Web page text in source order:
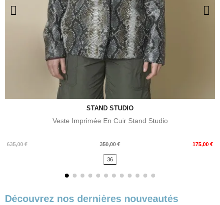
STAND STUDIO
Veste Imprimée En Cuir Stand Studio
635,00 €
Prix
350,00 € 175,00 €
Prix
36
Découvrez nos dernières nouveautés